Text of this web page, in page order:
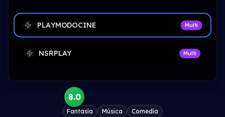
PLAYMODOCINE Multi
NSRPLAY Multi
8.0
Fantasía Música
Comedia